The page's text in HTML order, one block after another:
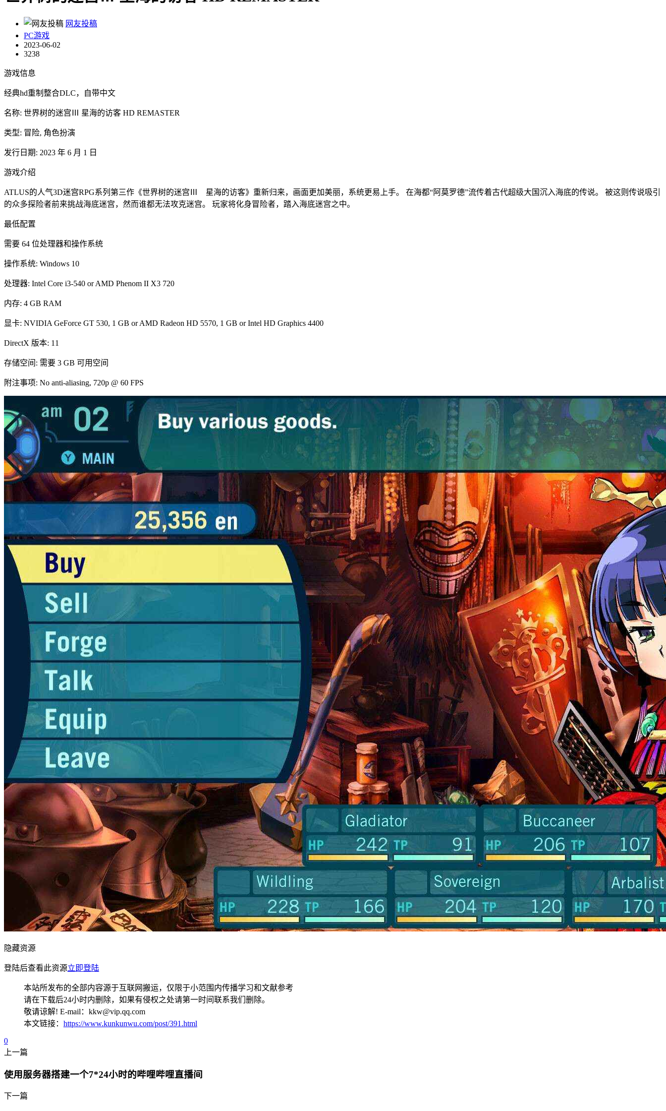
网友投稿
PC游戏
2023-06-02
3238
游戏信息
经典hd重制整合DLC，自带中文
名称: 世界树的迷宫Ⅲ 星海的访客 HD REMASTER
类型: 冒险, 角色扮演
发行日期: 2023 年 6 月 1 日
游戏介绍
ATLUS的人气3D迷宫RPG系列第三作《世界树的迷宫Ⅲ 星海的访客》重新归来，画面更加美丽，系统更易上手。 在海都“阿莫罗德”流传着古代超级大国沉入海底的传说。 被这则传说吸引
的众多探险者前来挑战海底迷宫，然而谁都无法攻克迷宫。 玩家将化身冒险者，踏入海底迷宫之中。
最低配置
需要 64 位处理器和操作系统
操作系统: Windows 10
处理器: Intel Core i3-540 or AMD Phenom II X3 720
内存: 4 GB RAM
显卡: NVIDIA GeForce GT 530, 1 GB or AMD Radeon HD 5570, 1 GB or Intel HD Graphics 4400
DirectX 版本: 11
存储空间: 需要 3 GB 可用空间
附注事项: No anti-aliasing, 720p @ 60 FPS
隐藏资源
登陆后查看此资源立即登陆
本站所发布的全部内容源于互联网搬运，仅限于小范围内传播学习和文献参考
请在下载后24小时内删除，如果有侵权之处请第一时间联系我们删除。
敬请谅解! E-mail：kkw@vip.qq.com
本文链接： https://www.kunkunwu.com/post/391.html
0
上一篇
使用服务器搭建一个7*24小时的哔哩哔哩直播间
下一篇